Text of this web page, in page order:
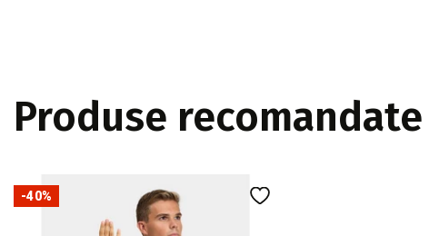
Produse recomandate
-40%